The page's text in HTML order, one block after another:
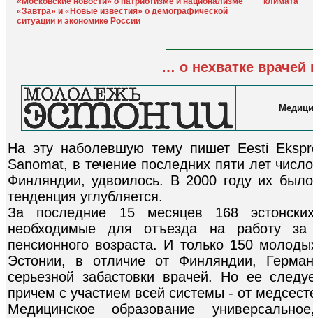
«Завтра» и «Новые известия» о демографической
ситуации и экономике России
… о нехватке врачей
На эту наболевшую тему пишет Eesti
Sanomat, в течение последних пяти лет
Финляндии, удвоилось. В 2000 году их
тенденция углубляется.
За последние 15 месяцев 168
необходимые для отъезда на работу за
пенсионного возраста. И только 150
Эстонии, в отличие от Финляндии,
серьезной забастовки врачей. Но ее
причем с участием всей системы - от
Медицинское образование